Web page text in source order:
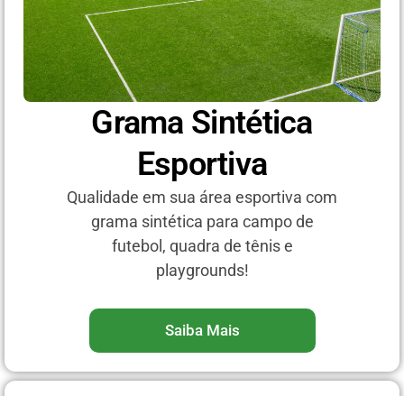
Grama Sintética
Esportiva
Qualidade em sua área esportiva com
grama sintética para campo de
futebol, quadra de tênis e
playgrounds!
Saiba Mais